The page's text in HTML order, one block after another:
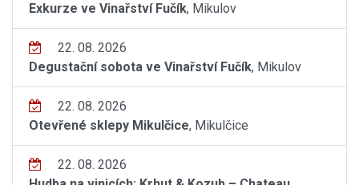
Exkurze ve Vinařství Fučík, Mikulov
22. 08. 2026
Degustační sobota ve Vinařství Fučík, Mikulov
22. 08. 2026
Otevřené sklepy Mikulčice, Mikulčice
22. 08. 2026